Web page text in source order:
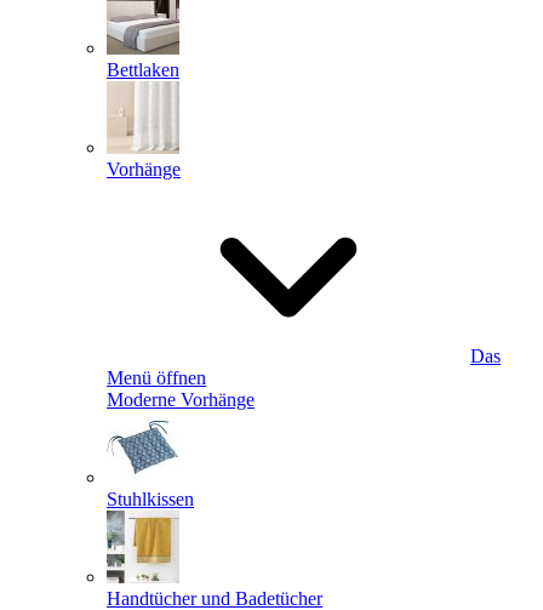
Bettlaken
Vorhänge
Das
Menü öffnen
Moderne Vorhänge
Stuhlkissen
Handtücher und Badetücher